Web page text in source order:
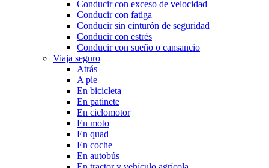
Conducir con exceso de velocidad
Conducir con fatiga
Conducir sin cinturón de seguridad
Conducir con estrés
Conducir con sueño o cansancio
Viaja seguro
Atrás
A pie
En bicicleta
En patinete
En ciclomotor
En moto
En quad
En coche
En autobús